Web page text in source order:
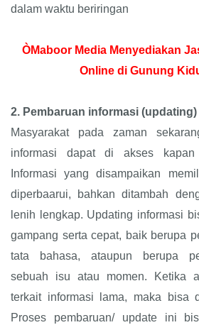
dalam waktu beriringan
ÒMaboor Media Menyediakan
Online di Gunung
2. Pembaruan informasi (updating)
Masyarakat pada zaman
informasi dapat di akses
Informasi yang disampaikan
diperbaarui, bahkan ditambah
lenih lengkap. Updating informasi
gampang serta cepat, baik berupa
tata bahasa, ataupun berupa
sebuah isu atau momen. Ketika
terkait informasi lama, maka bisa
Proses pembaruan/ update ini